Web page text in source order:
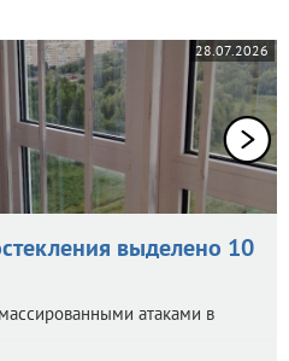
28.07.2026
выделено 10
атаками в